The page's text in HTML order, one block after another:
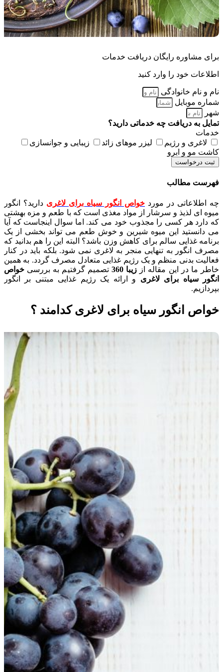
برای مشاوره رایگان دریافت خدمات
اطلاعات خود را وارد کنید
نام و نام خانوادگی
شماره موبایل
شهر
تمایل به دریافت چه خدماتی دارید؟
خدمات
لاغری و رژیم
لیزر موهای زائد
زیبایی و جوانسازی
کاشت مو و ابرو
ثبت درخواست
فهرست مطالب
چه اطلاعاتی در مورد خواص انگور سیاه برای لاغری دارید؟ انگور
میوه ای لذیذ و سرشار از مواد مغذی است که با طعم و مزه بهشتی
که دارد هر کسی را مجذوب خود می کند. اما سوال اینجاست که آیا
می دانستید این میوه شیرین و خوش طعم می تواند بخشی از یک
برنامه غذایی سالم برای کاهش وزن باشد؟ البته این را هم بدانید که
مصرف انگور به تنهایی منجر به لاغری نمی شود. بلکه باید در کنار
فعالیت بدنی منظم و یک رژیم غذایی متعادل مصرف گردد. به همین
خاطر ما در این مقاله از زیبا 360 تصمیم گرفتیم به بررسی خواص
انگور سیاه برای لاغری و ارائه یک رژیم غذایی مبتنی بر انگور
بپردازیم.
خواص انگور سیاه برای لاغری کدامند ؟